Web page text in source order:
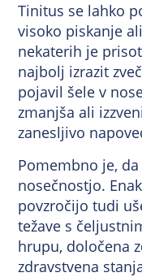
Tinitus se lahko
visoko piskanje
nekaterih je
najbolj izrazit
pojavil šele v
zmanjša ali
zanesljivo
Pomembno je,
nosečnostjo.
povzročijo tudi
težave s
hrupu, določena
zdravstvena